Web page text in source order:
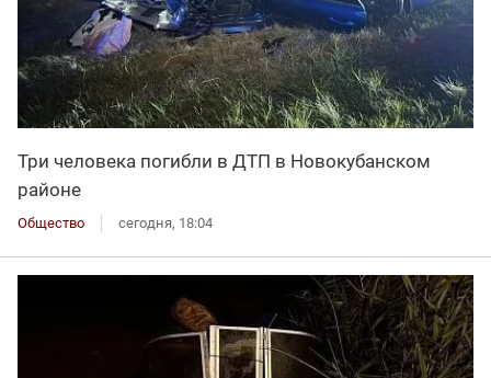
Три человека погибли в ДТП в Новокубанском
районе
Общество сегодня, 18:04